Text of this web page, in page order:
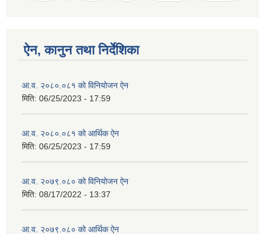
ऐन, कानुन तथा निर्देशिका
आ.व. २०८०.०८१ को विनियोजन ऐन
मिति: 06/25/2023 - 17:59
आ.व. २०८०.०८१ को आर्थिक ऐन
मिति: 06/25/2023 - 17:59
आ.व. २०७९.०८० को विनियोजन ऐन
मिति: 08/17/2022 - 13:37
आ.व. २०७९.०८० को आर्थिक ऐन